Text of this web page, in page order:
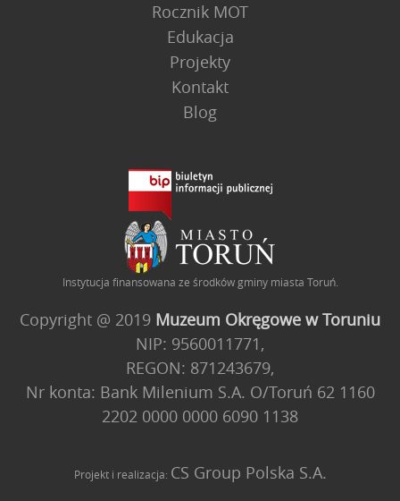
Rocznik MOT
Edukacja
Projekty
Kontakt
Blog
Instytucja finansowana ze środków gminy miasta Toruń.
Copyright @ 2019 Muzeum Okręgowe w Toruniu
NIP: 9560011771,
REGON: 871243679,
Nr konta: Bank Milenium S.A. O/Toruń 62 1160
2202 0000 0000 6090 1138
Projekt i realizacja: CS Group Polska S.A.